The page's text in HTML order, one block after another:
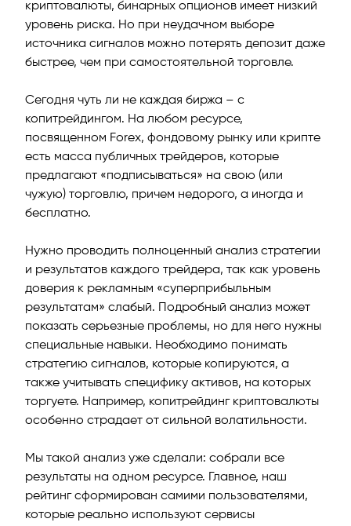
криптовалюты, бинарных опционов имеет низкий
уровень риска. Но при неудачном выборе
источника сигналов можно потерять депозит даже
быстрее, чем при самостоятельной торговле.
Сегодня чуть ли не каждая биржа – с
копитрейдингом. На любом ресурсе,
посвященном Forex, фондовому рынку или крипте
есть масса публичных трейдеров, которые
предлагают «подписываться» на свою (или
чужую) торговлю, причем недорого, а иногда и
бесплатно.
Нужно проводить полноценный анализ стратегии
и результатов каждого трейдера, так как уровень
доверия к рекламным «суперприбыльным
результатам» слабый. Подробный анализ может
показать серьезные проблемы, но для него нужны
специальные навыки. Необходимо понимать
стратегию сигналов, которые копируются, а
также учитывать специфику активов, на которых
торгуете. Например, копитрейдинг криптовалюты
особенно страдает от сильной волатильности.
Мы такой анализ уже сделали: собрали все
результаты на одном ресурсе. Главное, наш
рейтинг сформирован самими пользователями,
которые реально используют сервисы